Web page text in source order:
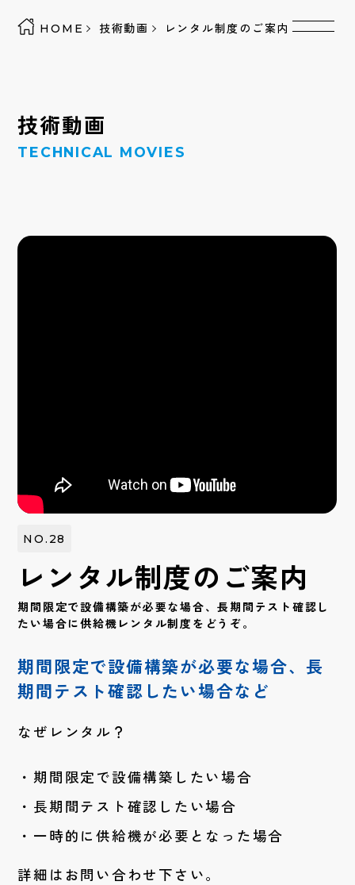
HOME 技術動画 レンタル制度のご案内
技術動画
TECHNICAL MOVIES
NO.28
レンタル制度のご案内
期間限定で設備構築が必要な場合、長期間テスト確認し
たい場合に供給機レンタル制度をどうぞ。
期間限定で設備構築が必要な場合、長
期間テスト確認したい場合など
なぜレンタル？
期間限定で設備構築したい場合
長期間テスト確認したい場合
一時的に供給機が必要となった場合
詳細はお問い合わせ下さい。